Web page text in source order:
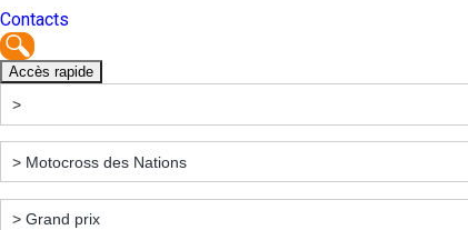
Contacts
Accès rapide